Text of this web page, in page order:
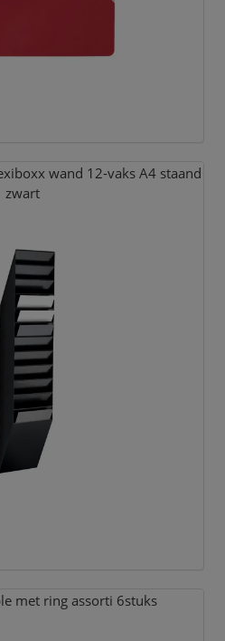
wand 12-vaks A4 staand
zwart
met ring assorti 6stuks